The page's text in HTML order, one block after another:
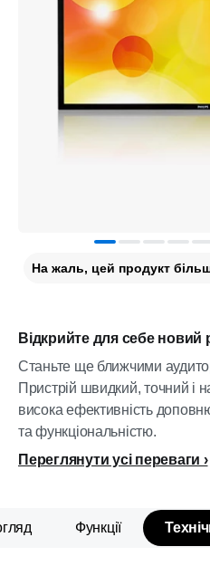
Відкрийте для себе новий
Станьте ще ближчими
Пристрій швидкий, точний і
висока ефективність
та функціональністю.
Переглянути усі переваги
На жаль, цей продукт
Функції